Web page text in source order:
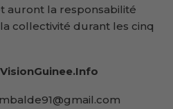
auront la responsabilité
collectivité durant les cinq